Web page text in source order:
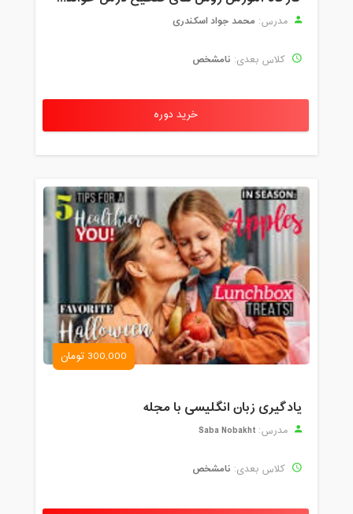
مدرس: محمد جواد اسکندری
کلاس بعدی: نامشخص
خرید دوره
300,000 تومان
یادگیری زبان انگلیسی با مجله
مدرس: Saba Nobakht
کلاس بعدی: نامشخص